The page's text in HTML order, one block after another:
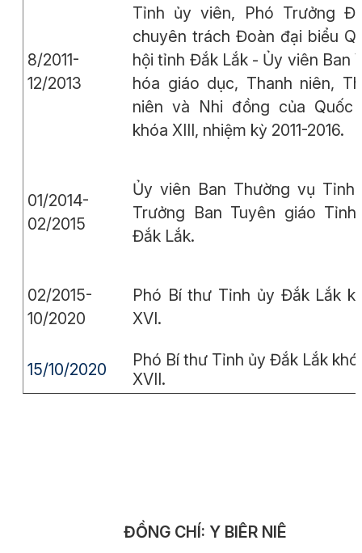
8/2011-
12/2013
Tỉnh ủy viên, Phó Trưởng
chuyên trách Đoàn đại biểu
hội tỉnh Đắk Lắk - Ủy viên Ban
hóa giáo dục, Thanh niên,
niên và Nhi đồng của Quốc
khóa XIII, nhiệm kỳ 2011-2016.
01/2014-
02/2015
Ủy viên Ban Thường vụ Tỉnh
Trưởng Ban Tuyên giáo
Đắk Lắk.
02/2015-
10/2020
Phó Bí thư Tỉnh ủy Đắk Lắk
XVI.
15/10/2020
Phó Bí thư Tỉnh ủy Đắk Lắk
XVII.
ĐỒNG CHÍ: Y BIÊR NIÊ